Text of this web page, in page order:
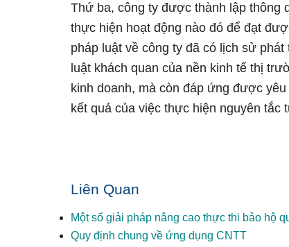
Thứ ba, công ty được thành lập thông
thực hiện hoạt động nào đó để đạt
pháp luật về công ty đã có lịch sử
luật khách quan của nền kinh tế thị
kinh doanh, mà còn đáp ứng được
kết quả của việc thực hiện nguyên
Liên Quan
Một số giải pháp nâng cao thực thi bảo hộ
Quy định chung về ứng dụng CNTT